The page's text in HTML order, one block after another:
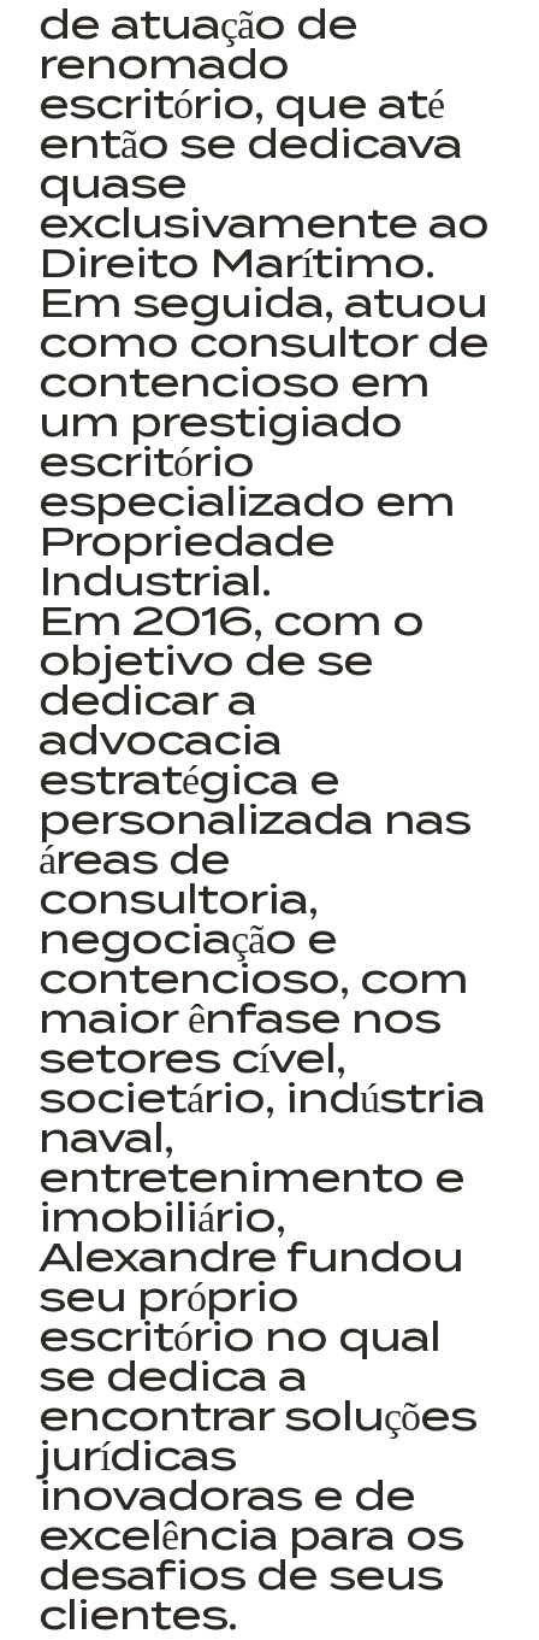
de atuação de
renomado
escritório, que até
então se dedicava
quase
exclusivamente ao
Direito Marítimo.
Em seguida, atuou
como consultor de
contencioso em
um prestigiado
escritório
especializado em
Propriedade
Industrial.
Em 2016, com o
objetivo de se
dedicar a
advocacia
estratégica e
personalizada nas
áreas de
consultoria,
negociação e
contencioso, com
maior ênfase nos
setores cível,
societário, indústria
naval,
entretenimento e
imobiliário,
Alexandre fundou
seu próprio
escritório no qual
se dedica a
encontrar soluções
jurídicas
inovadoras e de
excelência para os
desafios de seus
clientes.